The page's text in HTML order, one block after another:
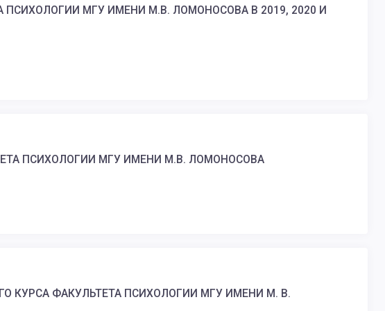
МГУ ИМЕНИ М.В. ЛОМОНОСОВА В 2019, 2020 И
ПСИХОЛОГИИ МГУ ИМЕНИ М.В. ЛОМОНОСОВА
КУРСА ФАКУЛЬТЕТА ПСИХОЛОГИИ МГУ ИМЕНИ М. В.